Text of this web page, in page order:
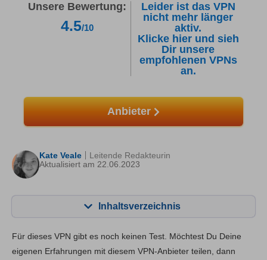
Unsere Bewertung:
4.5/10
Leider ist das VPN
nicht mehr länger
aktiv.
Klicke hier und sieh
Dir unsere
empfohlenen VPNs
an.
Anbieter
Kate Veale
Aktualisiert am 22.06.2023
Leitende Redakteurin
Inhaltsverzeichnis
Hauptfunktionen 5.5
Für dieses VPN gibt es noch keinen Test. Möchtest Du Deine
eigenen Erfahrungen mit diesem VPN-Anbieter teilen, dann